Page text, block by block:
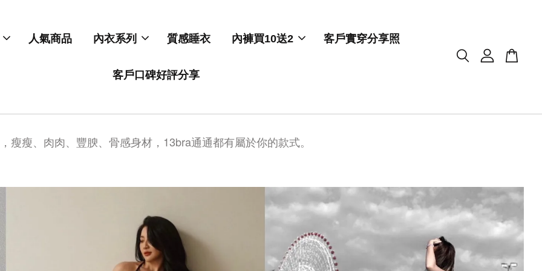
人氣商品 內衣系列 質感睡衣 內褲買10送2 客戶實穿分享照
客戶口碑好評分享
瘦、肉肉、豐腴、骨感身材，13bra通通都有屬於你的款式。